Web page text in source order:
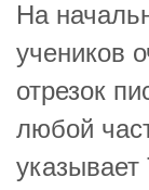
На
учеников
отрезок
любой